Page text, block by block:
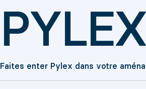
PYLEX
Faites enter Pylex dans votre